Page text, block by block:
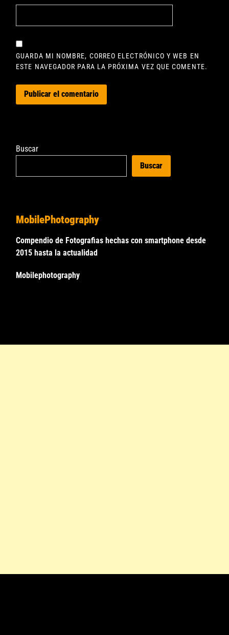
GUARDA MI NOMBRE, CORREO ELECTRÓNICO Y WEB EN
ESTE NAVEGADOR PARA LA PRÓXIMA VEZ QUE COMENTE.
Buscar
Buscar
MobilePhotography
Compendio de Fotografias hechas con smartphone desde
2015 hasta la actualidad
Mobilephotography